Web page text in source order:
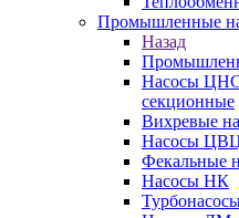
Промышленные
Назад
Насосы
секционные
Вихревые
Насосы
Фекальные
Насосы НК